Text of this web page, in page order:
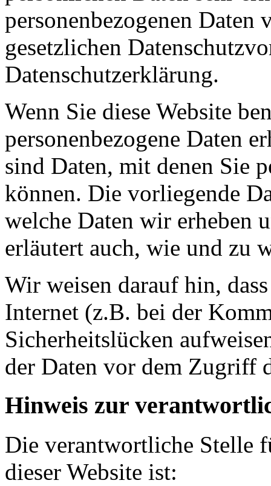
personenbezogenen Daten
gesetzlichen
Datenschutzerklärung.
Wenn Sie diese Website
personenbezogene Daten
sind Daten, mit denen Sie
können. Die vorliegende
welche Daten wir erheben
erläutert auch, wie und zu
Wir weisen darauf hin,
Internet (z.B. bei der
Sicherheitslücken
der Daten vor dem Zugriff
Hinweis zur
Die verantwortliche Stelle
dieser Website ist: